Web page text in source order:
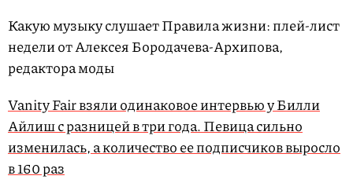
Какую музыку слушает Правила жизни: плей-лист
недели от Алексея Бородачева-Архипова,
редактора моды
Vanity Fair взяли одинаковое интервью у Билли
Айлиш с разницей в три года. Певица сильно
изменилась, а количество ее подписчиков выросло
в 160 раз